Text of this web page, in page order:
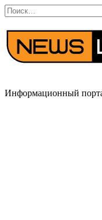
Перейти
к
содержанию
Search
for:
Информационный